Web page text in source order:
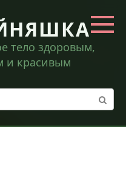
тело здоровым,
и красивым